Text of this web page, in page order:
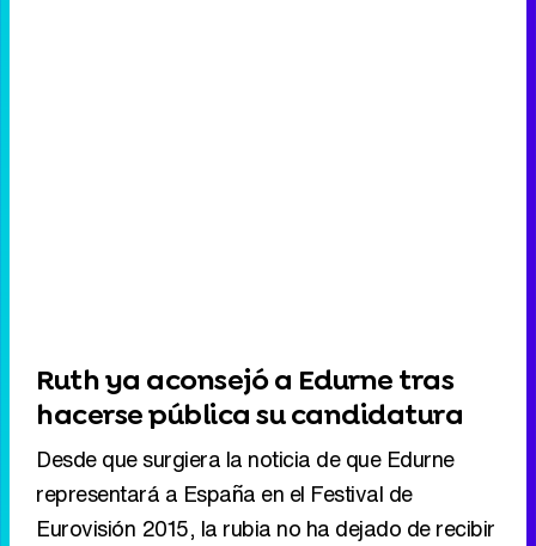
Ruth ya aconsejó a Edurne tras
hacerse pública su candidatura
Desde que surgiera la noticia de que Edurne
representará a España en el Festival de
Eurovisión 2015, la rubia no ha dejado de recibir